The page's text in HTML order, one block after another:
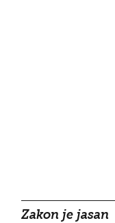
Zakon je jasan